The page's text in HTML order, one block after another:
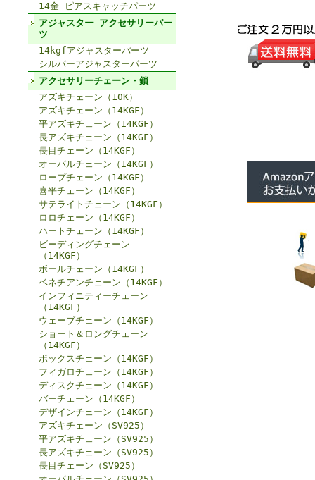
14金 ピアスキャッチパーツ
アジャスター アクセサリーパー
ツ
14kgfアジャスターパーツ
シルバーアジャスターパーツ
アクセサリーチェーン・鎖
アズキチェーン（10K）
アズキチェーン（14KGF）
平アズキチェーン（14KGF）
長アズキチェーン（14KGF）
長目チェーン（14KGF）
オーバルチェーン（14KGF）
ロープチェーン（14KGF）
喜平チェーン（14KGF）
サテライトチェーン（14KGF）
ロロチェーン（14KGF）
ハートチェーン（14KGF）
ビーディングチェーン
（14KGF）
ボールチェーン（14KGF）
ベネチアンチェーン（14KGF）
インフィニティーチェーン
（14KGF）
ウェーブチェーン（14KGF）
ショート＆ロングチェーン
（14KGF）
ボックスチェーン（14KGF）
フィガロチェーン（14KGF）
ディスクチェーン（14KGF）
バーチェーン（14KGF）
デザインチェーン（14KGF）
アズキチェーン（SV925）
平アズキチェーン（SV925）
長アズキチェーン（SV925）
長目チェーン（SV925）